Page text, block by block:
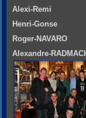
Alexi-Remi
Henri-Gonse
Roger-NAVARO
Alexandre-